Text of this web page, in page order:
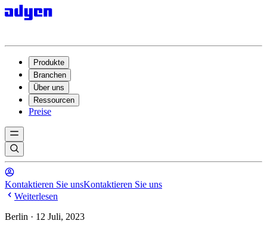
Produkte
Branchen
Über uns
Ressourcen
Preise
Kontaktieren Sie unsKontaktieren Sie uns
Weiterlesen
Berlin · 12 Juli, 2023